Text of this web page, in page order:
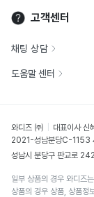
고객센터
채팅 상담
도움말 센터
와디즈 ㈜ 대표이사 신
2021-성남분당C-1153
성남시 분당구 판교로
일부 상품의 경우 와디즈
상품의 경우 상품, 상품정